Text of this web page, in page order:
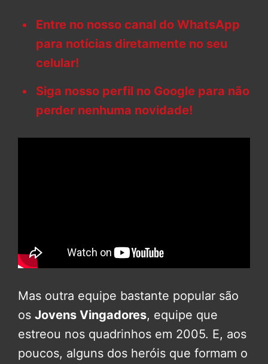
Entre no nosso canal do WhatsApp
para notícias diretamente no seu
celular!
Siga nosso perfil no Google para não
perder nenhuma novidade!
Mas outra equipe bastante popular são
os Jovens Vingadores, equipe que
estreou nos quadrinhos em 2005. E, aos
poucos, alguns dos heróis que formam o